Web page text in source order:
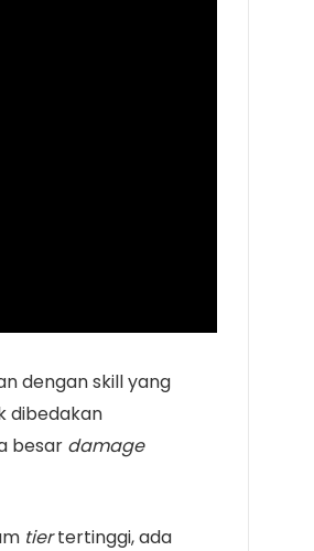
dengan skill yang
dibedakan
besar damage
tiertertinggi, ada